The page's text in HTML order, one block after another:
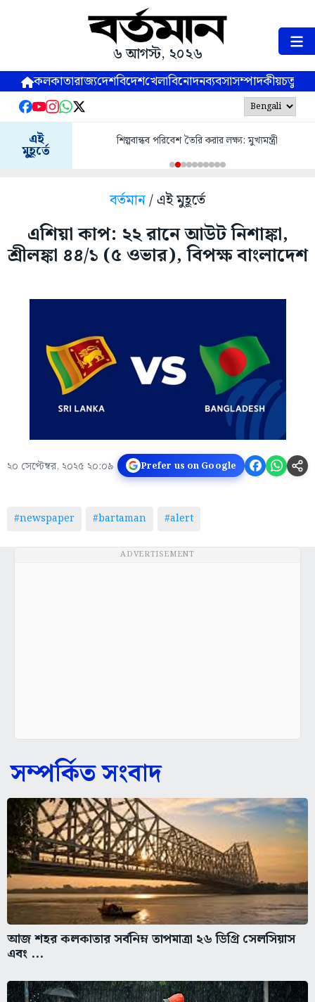
৬ আগস্ট, ২০২৬
কলকাতারাজ্যদেশবিদেশখেলাবিনোদনব্যবসাসম্পাদকীয়
এই
মুহূর্তে
শিল্পবান্ধব পরিবেশ তৈরি করার লক্ষ্য: মুখ্যমন্ত্রী
বর্তমান/ এই মুহূর্তে
এশিয়া কাপ: ২২ রানে আউট নিশাঙ্কা,
শ্রীলঙ্কা ৪৪/১ (৫ ওভার), বিপক্ষ বাংলাদেশ
২০ সেপ্টেম্বর, ২০২৫ ২০:০৯ Prefer us on Google
#newspaper #bartaman #alert
ADVERTISEMENT
সম্পর্কিত সংবাদ
আজ শহর কলকাতার সর্বনিম্ন তাপমাত্রা ২৬ ডিগ্রি সেলসিয়াস
এবং ...